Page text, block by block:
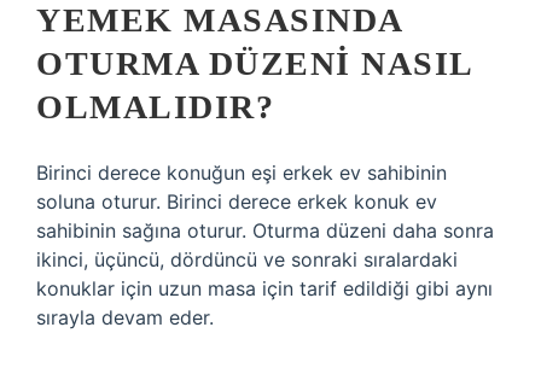
YEMEK MASASINDA
OTURMA DÜZENI NASIL
OLMALIDIR?
Birinci derece konuğun eşi erkek ev sahibinin
soluna oturur. Birinci derece erkek konuk ev
sahibinin sağına oturur. Oturma düzeni daha sonra
ikinci, üçüncü, dördüncü ve sonraki sıralardaki
konuklar için uzun masa için tarif edildiği gibi aynı
sırayla devam eder.